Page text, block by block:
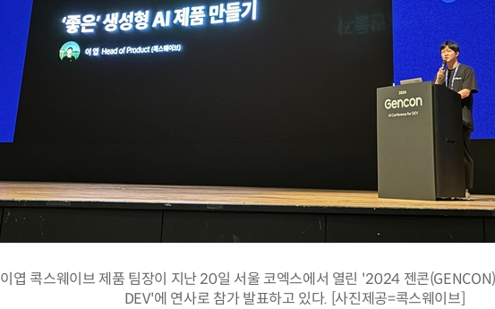
이엽 콕스웨이브 제품 팀장이 지난 20일 서울 코엑스에서 열린 '2024 젠콘
DEV'에 연사로 참가 발표하고 있다. [사진제공=콕스웨이브]